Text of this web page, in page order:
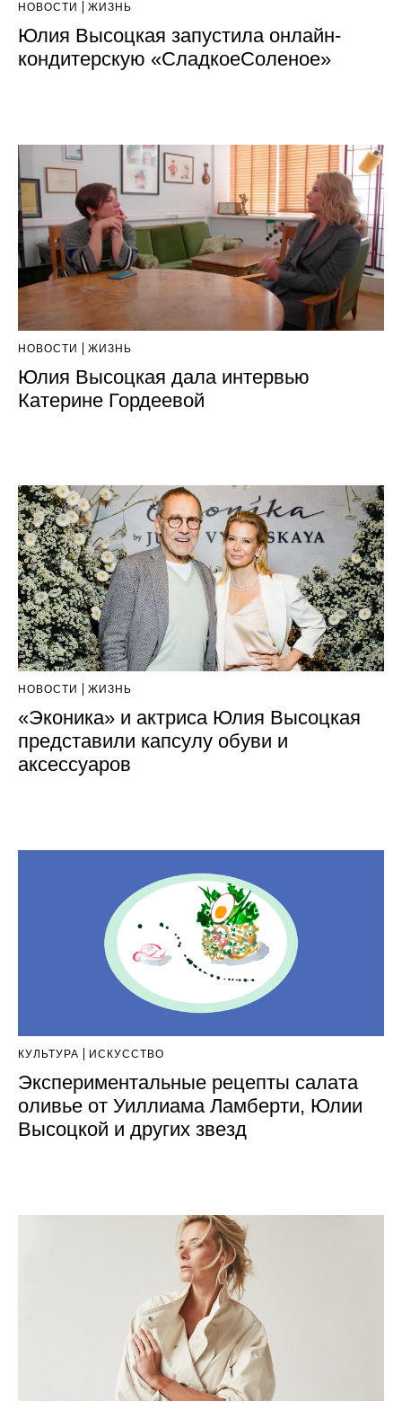
НОВОСТИ ЖИЗНЬ
Юлия Высоцкая запустила онлайн-
кондитерскую «СладкоеСоленое»
НОВОСТИ ЖИЗНЬ
Юлия Высоцкая дала интервью
Катерине Гордеевой
НОВОСТИ ЖИЗНЬ
«Эконика» и актриса Юлия Высоцкая
представили капсулу обуви и
аксессуаров
КУЛЬТУРА ИСКУССТВО
Экспериментальные рецепты салата
оливье от Уиллиама Ламберти, Юлии
Высоцкой и других звезд